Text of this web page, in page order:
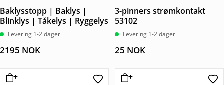
Baklysstopp | Baklys |
Blinklys | Tåkelys | Ryggelys
Levering 1-2 dager
2195 NOK
3-pinners strømkontakt
53102
Levering 1-2 dager
25 NOK